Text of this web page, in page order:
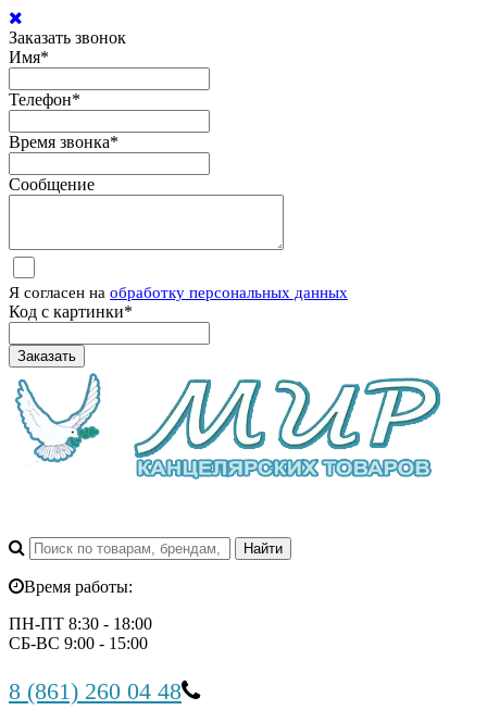
Заказать звонок
Имя*
Телефон*
Время звонка*
Сообщение
Я согласен на обработку персональных данных
Код с картинки*
Заказать
Время работы:
ПН-ПТ 8:30 - 18:00
СБ-ВС 9:00 - 15:00
8 (861) 260 04 48